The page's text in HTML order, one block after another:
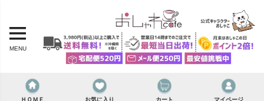
MENU
ＨＯＭＥ お気に入り カート マイページ